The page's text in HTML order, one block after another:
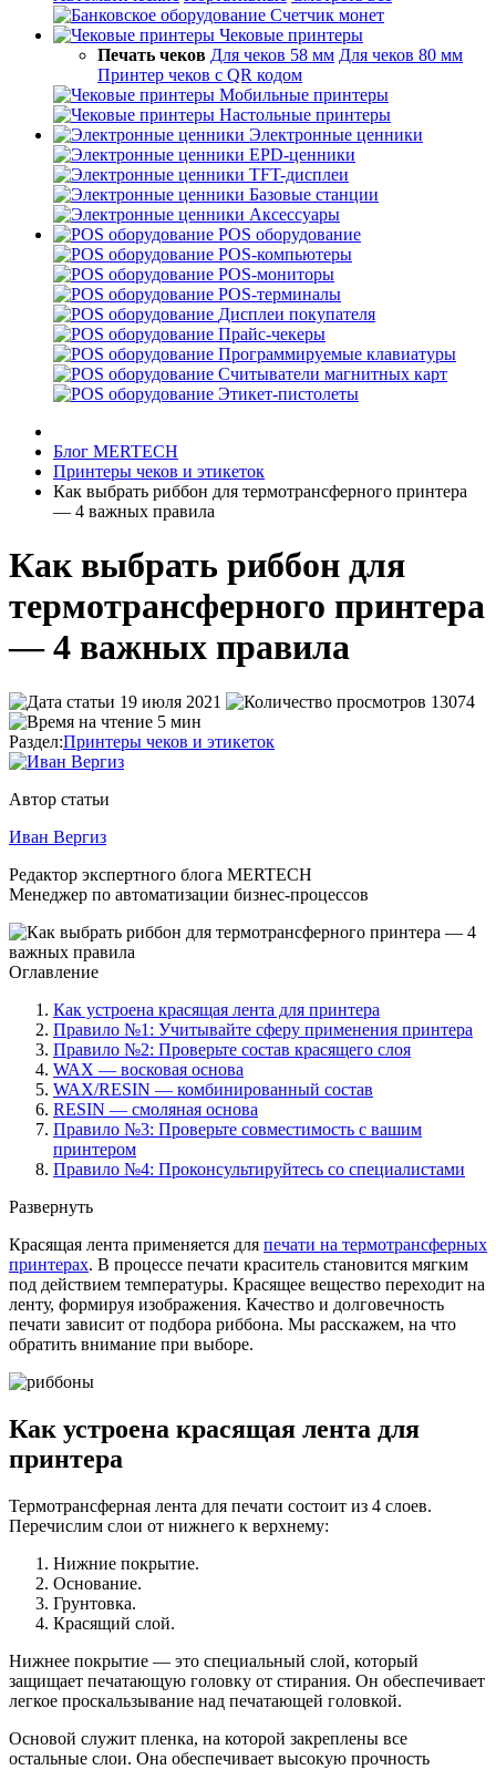
Счетчик монет
Чековые принтеры
Печать чеков Для чеков 58 мм Для чеков 80 мм
Принтер чеков с QR кодом
Мобильные принтеры
Настольные принтеры
Электронные ценники
EPD-ценники
TFT-дисплеи
Базовые станции
Аксессуары
POS оборудование
POS-компьютеры
POS-мониторы
POS-терминалы
Дисплеи покупателя
Прайс-чекеры
Программируемые клавиатуры
Считыватели магнитных карт
Этикет-пистолеты
Блог MERTECH
Принтеры чеков и этикеток
Как выбрать риббон для термотрансферного принтера
— 4 важных правила
Как выбрать риббон для
термотрансферного принтера
— 4 важных правила
19 июля 2021
13074
5 мин
Раздел:Принтеры чеков и этикеток
Автор статьи
Иван Вергиз
Редактор экспертного блога MERTECH
Менеджер по автоматизации бизнес-процессов
Оглавление
Как устроена красящая лента для принтера
Правило №1: Учитывайте сферу применения принтера
Правило №2: Проверьте состав красящего слоя
WAX — восковая основа
WAX/RESIN — комбинированный состав
RESIN — смоляная основа
Правило №3: Проверьте совместимость с вашим
принтером
Правило №4: Проконсультируйтесь со специалистами
Развернуть
Красящая лента применяется для печати на термотрансферных
принтерах. В процессе печати краситель становится мягким
под действием температуры. Красящее вещество переходит на
ленту, формируя изображения. Качество и долговечность
печати зависит от подбора риббона. Мы расскажем, на что
обратить внимание при выборе.
Как устроена красящая лента для
принтера
Термотрансферная лента для печати состоит из 4 слоев.
Перечислим слои от нижнего к верхнему:
Нижние покрытие.
Основание.
Грунтовка.
Красящий слой.
Нижнее покрытие — это специальный слой, который
защищает печатающую головку от стирания. Он обеспечивает
легкое проскальзывание над печатающей головкой.
Основой служит пленка, на которой закреплены все
остальные слои. Она обеспечивает высокую прочность